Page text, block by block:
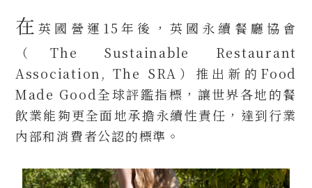
在英國營運15年後，英國永續餐廳協會
（The Sustainable Restaurant
Association, The SRA）推出新的Food
Made Good全球評鑑指標，讓世界各地的餐
飲業能夠更全面地承擔永續性責任，達到行業
內部和消費者公認的標準。